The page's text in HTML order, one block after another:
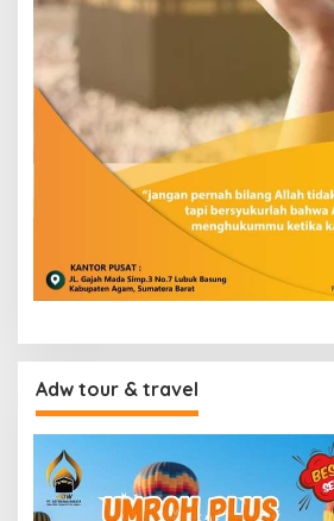
Adw tour & travel